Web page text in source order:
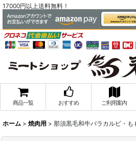
17000円以上送料無料！
商品一覧 おすすめ ご利用案内
ホーム > 焼肉用 > 那須黒毛和牛バラカルビ・も